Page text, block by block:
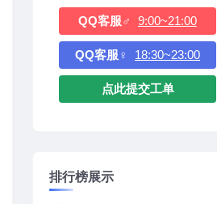
QQ客服♂ 9:00~21:00
QQ客服♀ 18:30~23:00
点此提交工单
排行榜展示